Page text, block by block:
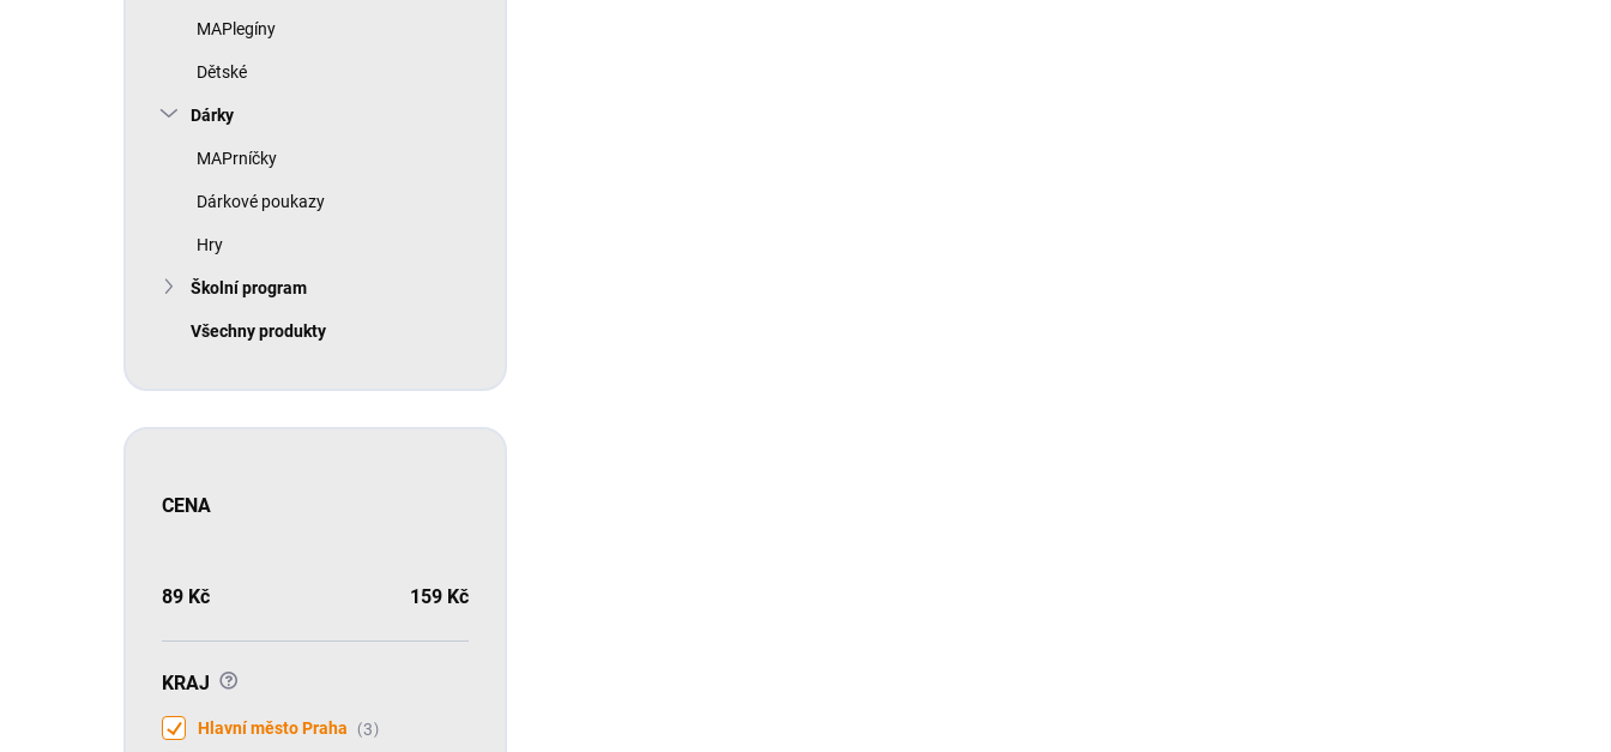
MAPlegíny
Dětské
Dárky
MAPrníčky
Dárkové poukazy
Hry
Školní program
Všechny produkty
CENA
89 Kč 159 Kč
KRAJ ?
Hlavní město Praha
3